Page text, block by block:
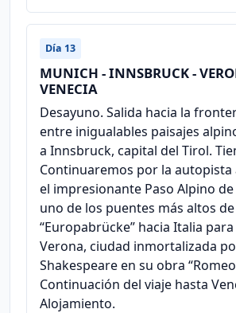
Día 13
MUNICH - INNSBRUCK -
VENECIA
Desayuno. Salida hacia la
entre inigualables paisajes
a Innsbruck, capital del Tirol.
Continuaremos por la autopista
el impresionante Paso Alpino
uno de los puentes más altos
“Europabrücke” hacia Italia
Verona, ciudad inmortalizada
Shakespeare en su obra “Romeo
Continuación del viaje hasta
Alojamiento.